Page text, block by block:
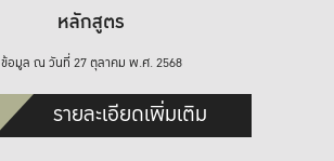
หลักสูตร
ข้อมูล ณ วันที่ 27 ตุลาคม พ.ศ. 2568
รายละเอียดเพิ่มเติม